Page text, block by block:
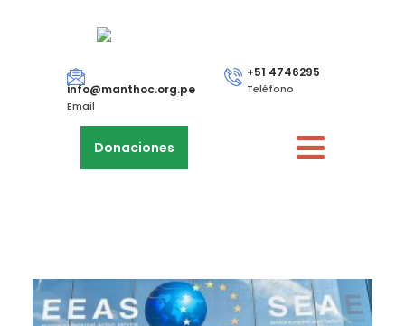
info@manthoc.org.pe
Email
+51 4746295
Teléfono
Donaciones